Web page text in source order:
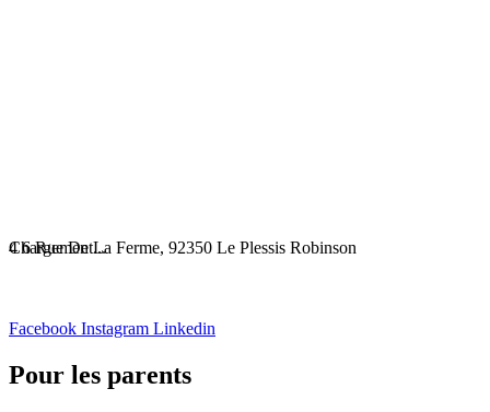
Chargement...
4 6 Rue De La Ferme, 92350 Le Plessis Robinson
Facebook Instagram Linkedin
Pour les parents